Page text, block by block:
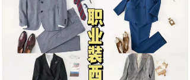
羽绒蛋白纤维羊绒免烫衬
羽绒蛋白纤维羊绒免烫衬
衣